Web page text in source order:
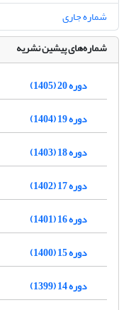
شماره جاری
شماره‌های پیشین نشریه
دوره 20 (1405)
دوره 19 (1404)
دوره 18 (1403)
دوره 17 (1402)
دوره 16 (1401)
دوره 15 (1400)
دوره 14 (1399)